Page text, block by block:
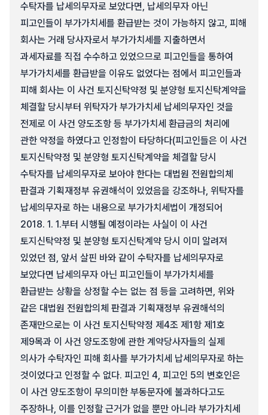
수탁자를 납세의무자로 보았다면, 납세의무자 아닌
피고인들이 부가가치세를 환급받는 것이 가능하지 않고, 피해
회사는 거래 당사자로서 부가가치세를 지출하면서
과세자료를 직접 수수하고 있었으므로 피고인들을 통하여
부가가치세를 환급받을 이유도 없었다는 점에서 피고인들과
피해 회사는 이 사건 토지신탁약정 및 분양형 토지신탁계약을
체결할 당시부터 위탁자가 부가가치세 납세의무자인 것을
전제로 이 사건 양도조항 등 부가가치세 환급금의 처리에
관한 약정을 하였다고 인정함이 타당하다(피고인들은 이 사건
토지신탁약정 및 분양형 토지신탁계약을 체결할 당시
수탁자를 납세의무자로 보아야 한다는 대법원 전원합의체
판결과 기획재정부 유권해석이 있었음을 강조하나, 위탁자를
납세의무자로 하는 내용으로 부가가치세법이 개정되어
2018. 1. 1.부터 시행될 예정이라는 사실이 이 사건
토지신탁약정 및 분양형 토지신탁계약 당시 이미 알려져
있었던 점, 앞서 살핀 바와 같이 수탁자를 납세의무자로
보았다면 납세의무자 아닌 피고인들이 부가가치세를
환급받는 상황을 상정할 수는 없는 점 등을 고려하면, 위와
같은 대법원 전원합의체 판결과 기획재정부 유권해석의
존재만으로는 이 사건 토지신탁약정 제4조 제1항 제1호
제9목과 이 사건 양도조항에 관한 계약당사자들의 실제
의사가 수탁자인 피해 회사를 부가가치세 납세의무자로 하는
것이었다고 인정할 수 없다. 피고인 4, 피고인 5의 변호인은
이 사건 양도조항이 무의미한 부동문자에 불과하다고도
주장하나, 이를 인정할 근거가 없을 뿐만 아니라 부가가치세